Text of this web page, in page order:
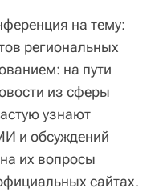
на тему:
региональных
на пути
из сферы
узнают
и обсуждений
их вопросы
сайтах.